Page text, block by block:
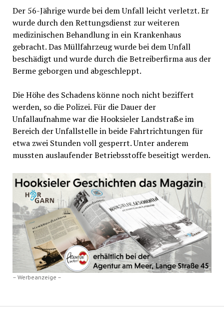
Der 56-Jährige wurde bei dem Unfall leicht verletzt. Er
wurde durch den Rettungsdienst zur weiteren
medizinischen Behandlung in ein Krankenhaus
gebracht. Das Müllfahrzeug wurde bei dem Unfall
beschädigt und wurde durch die Betreiberfirma aus der
Berme geborgen und abgeschleppt.
Die Höhe des Schadens könne noch nicht beziffert
werden, so die Polizei. Für die Dauer der
Unfallaufnahme war die Hooksieler Landstraße im
Bereich der Unfallstelle in beide Fahrtrichtungen für
etwa zwei Stunden voll gesperrt. Unter anderem
mussten auslaufender Betriebsstoffe beseitigt werden.
– Werbeanzeige –